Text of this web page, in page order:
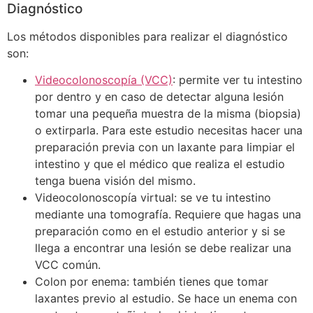
Diagnóstico
Los métodos disponibles para realizar el diagnóstico
son:
Videocolonoscopía (VCC): permite ver tu intestino
por dentro y en caso de detectar alguna lesión
tomar una pequeña muestra de la misma (biopsia)
o extirparla. Para este estudio necesitas hacer una
preparación previa con un laxante para limpiar el
intestino y que el médico que realiza el estudio
tenga buena visión del mismo.
Videocolonoscopía virtual: se ve tu intestino
mediante una tomografía. Requiere que hagas una
preparación como en el estudio anterior y si se
llega a encontrar una lesión se debe realizar una
VCC común.
Colon por enema: también tienes que tomar
laxantes previo al estudio. Se hace un enema con